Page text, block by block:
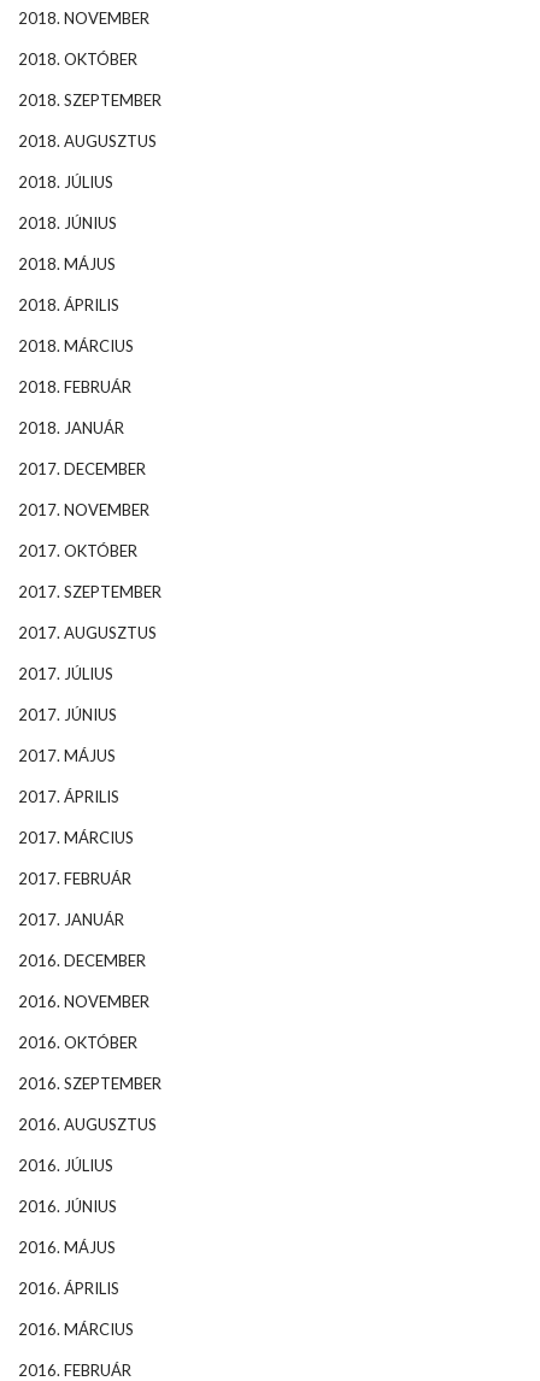
2018. NOVEMBER
2018. OKTÓBER
2018. SZEPTEMBER
2018. AUGUSZTUS
2018. JÚLIUS
2018. JÚNIUS
2018. MÁJUS
2018. ÁPRILIS
2018. MÁRCIUS
2018. FEBRUÁR
2018. JANUÁR
2017. DECEMBER
2017. NOVEMBER
2017. OKTÓBER
2017. SZEPTEMBER
2017. AUGUSZTUS
2017. JÚLIUS
2017. JÚNIUS
2017. MÁJUS
2017. ÁPRILIS
2017. MÁRCIUS
2017. FEBRUÁR
2017. JANUÁR
2016. DECEMBER
2016. NOVEMBER
2016. OKTÓBER
2016. SZEPTEMBER
2016. AUGUSZTUS
2016. JÚLIUS
2016. JÚNIUS
2016. MÁJUS
2016. ÁPRILIS
2016. MÁRCIUS
2016. FEBRUÁR